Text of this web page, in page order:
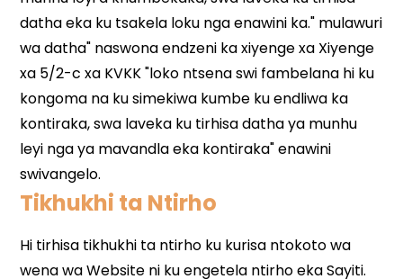
Tikhukhi ta Ntirho